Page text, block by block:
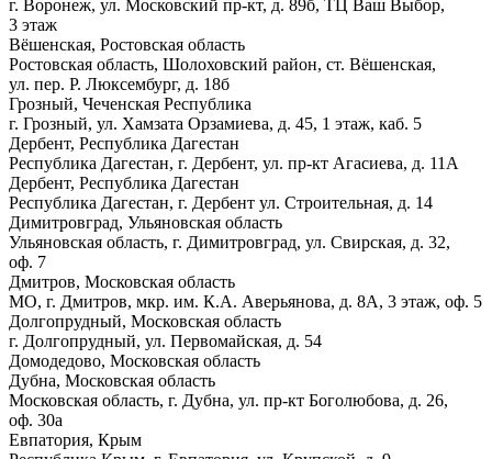
г. Воронеж, ул. Московский пр-кт, д. 89б, ТЦ Ваш Выбор,
3 этаж
Вёшенская, Ростовская область
Ростовская область, Шолоховский район, ст. Вёшенская,
ул. пер. Р. Люксембург, д. 18б
Грозный, Чеченская Республика
г. Грозный, ул. Хамзата Орзамиева, д. 45, 1 этаж, каб. 5
Дербент, Республика Дагестан
Республика Дагестан, г. Дербент, ул. пр-кт Агасиева, д. 11А
Дербент, Республика Дагестан
Республика Дагестан, г. Дербент ул. Строительная, д. 14
Димитровград, Ульяновская область
Ульяновская область, г. Димитровград, ул. Свирская, д. 32,
оф. 7
Дмитров, Московская область
МО, г. Дмитров, мкр. им. К.А. Аверьянова, д. 8А, 3 этаж, оф. 5
Долгопрудный, Московская область
г. Долгопрудный, ул. Первомайская, д. 54
Домодедово, Московская область
Дубна, Московская область
Московская область, г. Дубна, ул. пр-кт Боголюбова, д. 26,
оф. 30а
Евпатория, Крым